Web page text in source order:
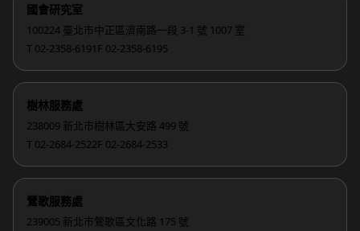
國會研究室
100224 臺北市中正區濟南路一段 3-1 號 1007 室
T 02-2358-6191 F 02-2358-6195
樹林服務處
238009 新北市樹林區大安路 499 號
T 02-2684-2522F 02-2684-2533
鶯歌服務處
239005 新北市鶯歌區文化路 175 號